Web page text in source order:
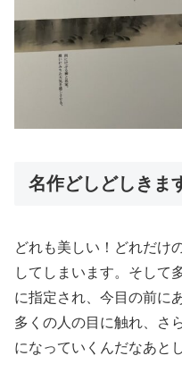
名作どしどしきま
どれも美しい！どれだけ
してしまいます。そして
に指定され、今目の前に
多くの人の目に触れ、さ
になっていくんだなあと